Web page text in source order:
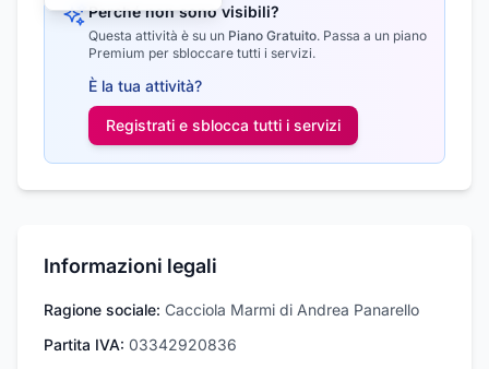
Perché non sono visibili?
Questa attività è su un Piano Gratuito. Passa a un piano
Premium per sbloccare tutti i servizi.
È la tua attività?
Registrati e sblocca tutti i servizi
Informazioni legali
Ragione sociale: Cacciola Marmi di Andrea Panarello
Partita IVA: 03342920836